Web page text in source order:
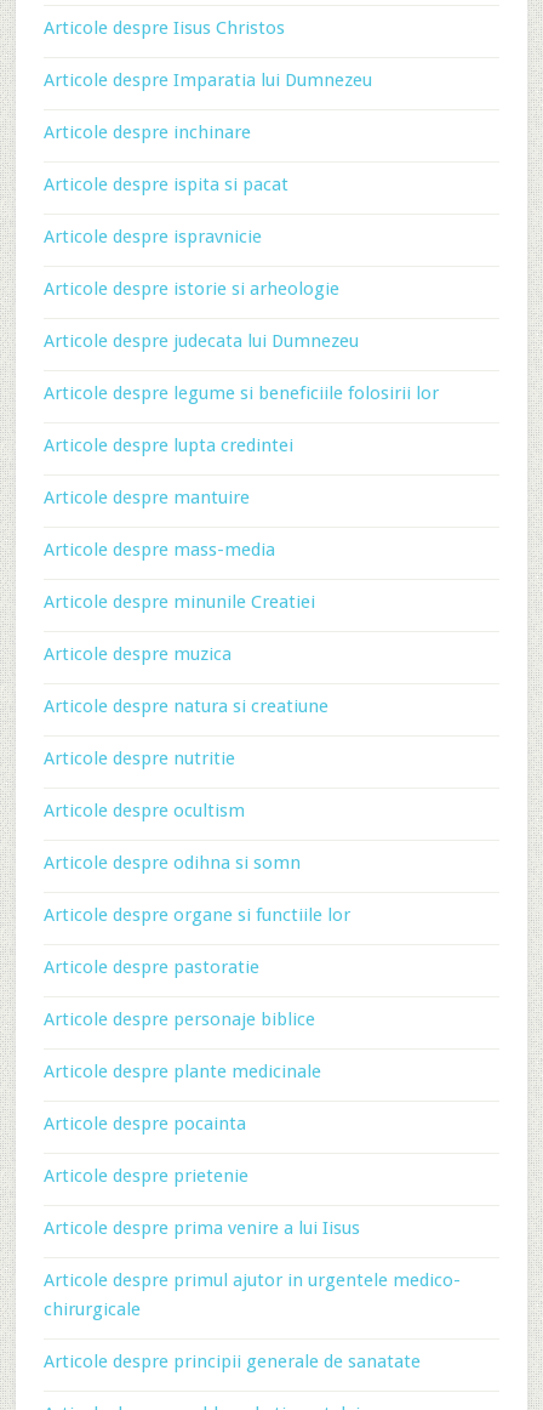
Articole despre Iisus Christos
Articole despre Imparatia lui Dumnezeu
Articole despre inchinare
Articole despre ispita si pacat
Articole despre ispravnicie
Articole despre istorie si arheologie
Articole despre judecata lui Dumnezeu
Articole despre legume si beneficiile folosirii lor
Articole despre lupta credintei
Articole despre mantuire
Articole despre mass-media
Articole despre minunile Creatiei
Articole despre muzica
Articole despre natura si creatiune
Articole despre nutritie
Articole despre ocultism
Articole despre odihna si somn
Articole despre organe si functiile lor
Articole despre pastoratie
Articole despre personaje biblice
Articole despre plante medicinale
Articole despre pocainta
Articole despre prietenie
Articole despre prima venire a lui Iisus
Articole despre primul ajutor in urgentele medico-
chirurgicale
Articole despre principii generale de sanatate